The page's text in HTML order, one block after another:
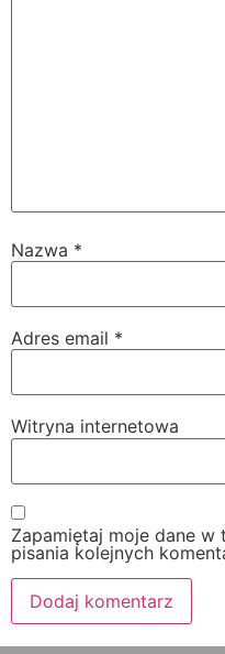
Nazwa *
Adres email *
Witryna internetowa
Zapamiętaj moje dane
pisania kolejnych